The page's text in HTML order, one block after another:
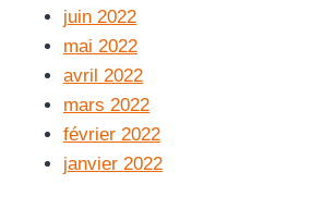
juin 2022
mai 2022
avril 2022
mars 2022
février 2022
janvier 2022